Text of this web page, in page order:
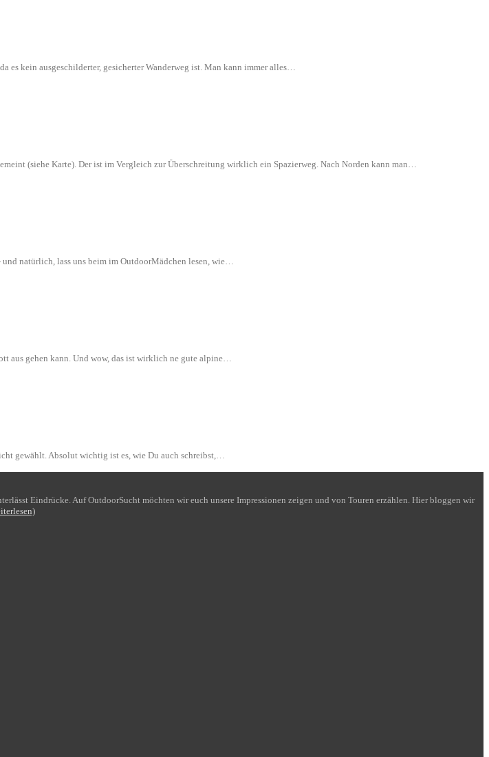
es kein ausgeschilderter, gesicherter Wanderweg ist. Man kann immer alles…
(siehe Karte). Der ist im Vergleich zur Überschreitung wirklich ein Spazierweg. Nach Norden kann man…
natürlich, lass uns beim im OutdoorMädchen lesen, wie…
aus gehen kann. Und wow, das ist wirklich ne gute alpine…
gewählt. Absolut wichtig ist es, wie Du auch schreibst,…
Eindrücke. Auf OutdoorSucht möchten wir euch unsere Impressionen zeigen und von Touren erzählen. Hier bloggen wir